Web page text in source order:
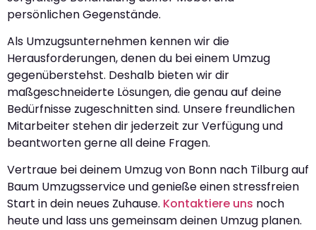
persönlichen Gegenstände.
Als Umzugsunternehmen kennen wir die
Herausforderungen, denen du bei einem Umzug
gegenüberstehst. Deshalb bieten wir dir
maßgeschneiderte Lösungen, die genau auf deine
Bedürfnisse zugeschnitten sind. Unsere freundlichen
Mitarbeiter stehen dir jederzeit zur Verfügung und
beantworten gerne all deine Fragen.
Vertraue bei deinem Umzug von Bonn nach Tilburg auf
Baum Umzugsservice und genieße einen stressfreien
Start in dein neues Zuhause. Kontaktiere uns noch
heute und lass uns gemeinsam deinen Umzug planen.